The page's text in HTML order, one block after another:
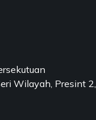
Wilayah, Presint 2,